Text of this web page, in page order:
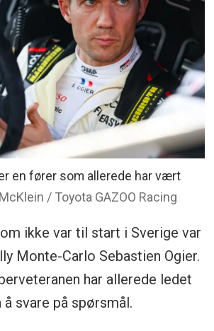
en fører som allerede har vært
/ Toyota GAZOO Racing
ikke var til start i Sverige var
Monte-Carlo Sebastien Ogier.
har allerede ledet
å svare på spørsmål.